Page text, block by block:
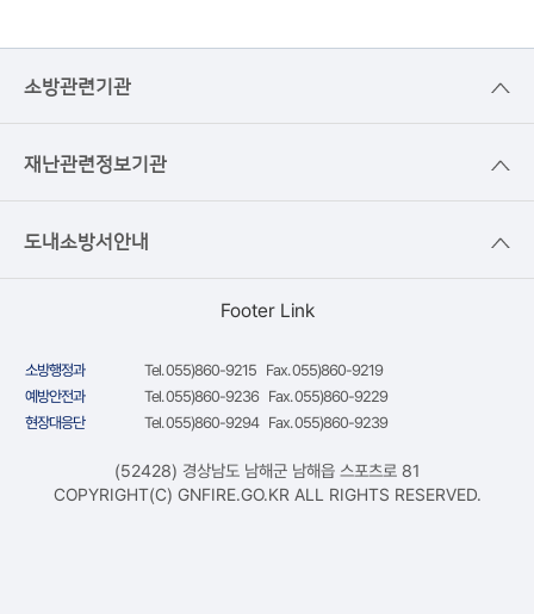
소방관련기관
재난관련정보기관
도내소방서안내
Footer Link
소방행정과
Tel. 055)860-9215 Fax. 055)860-9219
예방안전과
Tel. 055)860-9236 Fax. 055)860-9229
현장대응단
Tel. 055)860-9294 Fax. 055)860-9239
(52428) 경상남도 남해군 남해읍 스포츠로 81
COPYRIGHT(C) GNFIRE.GO.KR ALL RIGHTS RESERVED.